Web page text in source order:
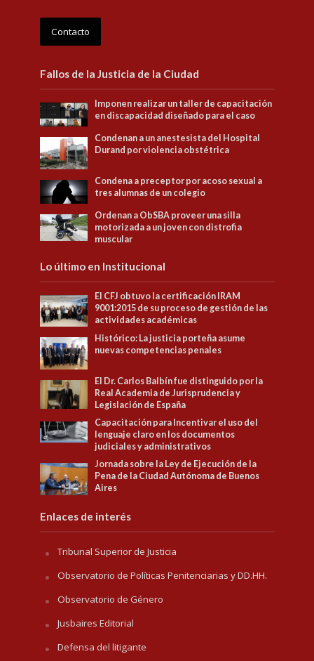
Contacto
Fallos de la Justicia de la Ciudad
Imponen realizar un taller de capacitación
en discapacidad diseñado para el caso
Condenan a un anestesista del Hospital
Durand por violencia obstétrica
Condena a preceptor por acoso sexual a
tres alumnas de un colegio
Ordenan a ObSBA proveer una silla
motorizada a un joven con distrofia
muscular
Lo último en Institucional
El CFJ obtuvo la certificación IRAM
9001:2015 de su proceso de gestión de las
actividades académicas
Histórico: La justicia porteña asume
nuevas competencias penales
El Dr. Carlos Balbín fue distinguido por la
Real Academia de Jurisprudencia y
Legislación de España
Capacitación para Incentivar el uso del
lenguaje claro en los documentos
judiciales y administrativos
Jornada sobre la Ley de Ejecución de la
Pena de la Ciudad Autónoma de Buenos
Aires
Enlaces de interés
Tribunal Superior de Justicia
Observatorio de Políticas Penitenciarias y DD.HH.
Observatorio de Género
Jusbaires Editorial
Defensa del litigante